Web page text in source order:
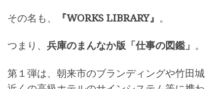
その名も、 『WORKS LIBRARY』 。
つまり、 兵庫のまんなか版「仕事の図鑑」 。
第１弾は、朝来市のブランディングや竹田城